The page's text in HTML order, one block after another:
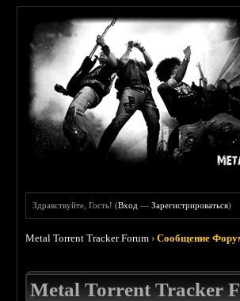
Здравствуйте, Гость! (Вход —Зарегистрироваться)
Metal Torrent Tracker Forum ›Сообщение
Metal Torrent Tracker